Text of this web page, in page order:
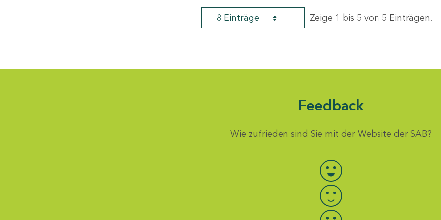
8 Einträge Zeige 1 bis 5 von 5 Einträgen.
Feedback
Wie zufrieden sind Sie mit der Website der SAB?
Bewertung auswählen